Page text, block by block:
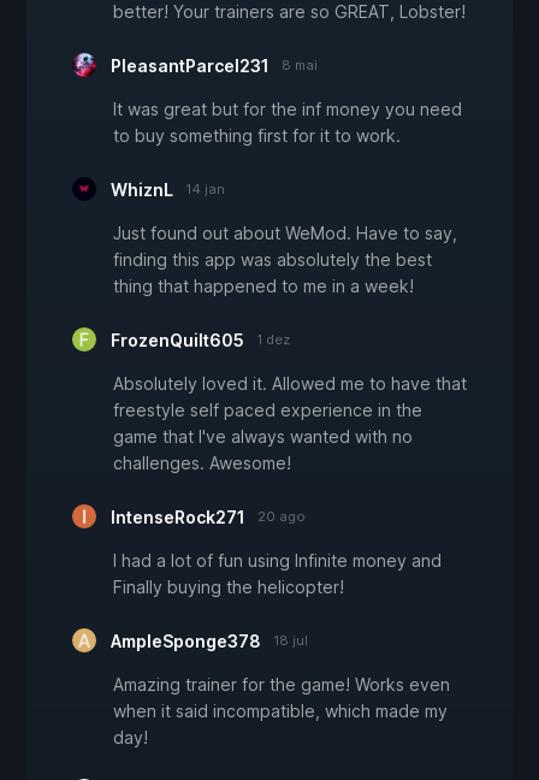
better! Your trainers are so GREAT, Lobster!
PleasantParcel231 8 mai
It was great but for the inf money you need
to buy something first for it to work.
WhiznL 14 jan
Just found out about WeMod. Have to say,
finding this app was absolutely the best
thing that happened to me in a week!
FrozenQuilt605 1 dez
Absolutely loved it. Allowed me to have that
freestyle self paced experience in the
game that I've always wanted with no
challenges. Awesome!
IntenseRock271 20 ago
I had a lot of fun using Infinite money and
Finally buying the helicopter!
AmpleSponge378 18 jul
Amazing trainer for the game! Works even
when it said incompatible, which made my
day!